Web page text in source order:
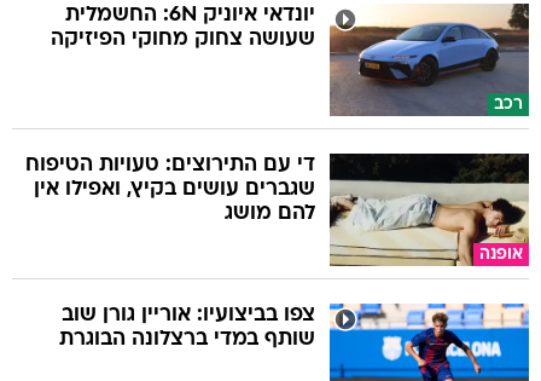
רכב
יונדאי איוניק 6N: החשמלית
שעושה צחוק מחוקי הפיזיקה
אופנה
די עם התירוצים: טעויות הטיפוח
שגברים עושים בקיץ, ואפילו אין
להם מושג
צפו בביצועיו: אוריין גורן שוב
שותף במדי ברצלונה הבוגרת